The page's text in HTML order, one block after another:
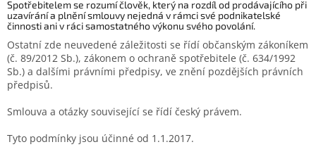
Spotřebitelem se rozumí člověk, který na rozdíl od prodávajícího při
uzavírání a plnění smlouvy nejedná v rámci své podnikatelské
činnosti ani v ráci samostatného výkonu svého povolání.
Ostatní zde neuvedené záležitosti se řídí občanským zákoníkem
(č. 89/2012 Sb.), zákonem o ochraně spotřebitele (č. 634/1992
Sb.) a dalšími právními předpisy, ve znění pozdějších právních
předpisů.
Smlouva a otázky související se řídí český právem.
Tyto podmínky jsou účinné od 1.1.2017.